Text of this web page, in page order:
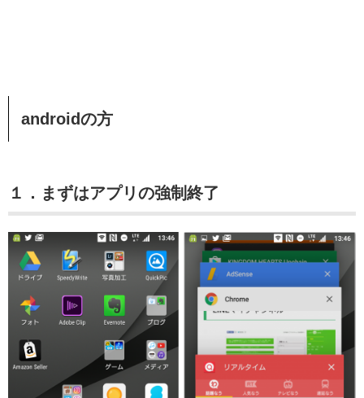
androidの方
１．まずはアプリの強制終了